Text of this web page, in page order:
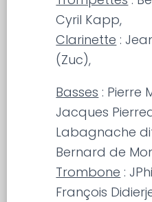
Cyril Kapp,
Clarinette :
(Zuc),
Basses : Pierre
Jacques
Labagnache
Bernard de
Trombone :
François